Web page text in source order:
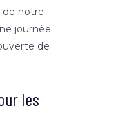
de notre
journée
de
les